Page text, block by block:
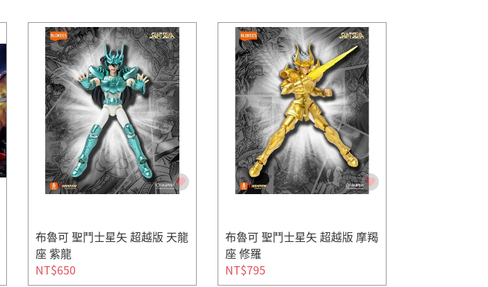
布魯可 聖鬥士星矢 超越版 天龍
座 紫龍
NT$650
布魯可 聖鬥士星矢 超越版 摩羯
座 修羅
NT$795